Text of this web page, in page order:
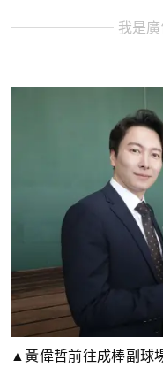
我是
▲黃偉哲前往成棒副球